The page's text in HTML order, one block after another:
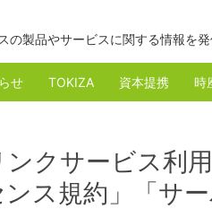
の製品やサービスに関する情報を
せ TOKIZA 資本提携 時
ンクサービス利
ス規約」「サ